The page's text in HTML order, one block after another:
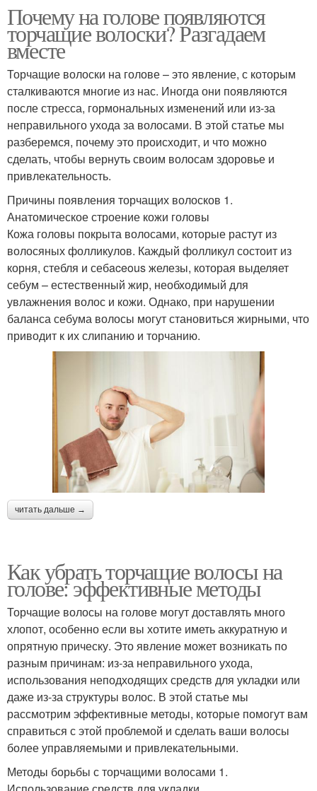
Почему на голове появляются
торчащие волоски? Разгадаем
вместе
Торчащие волоски на голове – это явление, с которым
сталкиваются многие из нас. Иногда они появляются
после стресса, гормональных изменений или из-за
неправильного ухода за волосами. В этой статье мы
разберемся, почему это происходит, и что можно
сделать, чтобы вернуть своим волосам здоровье и
привлекательность.
Причины появления торчащих волосков 1.
Анатомическое строение кожи головы
Кожа головы покрыта волосами, которые растут из
волосяных фолликулов. Каждый фолликул состоит из
корня, стебля и себaceous железы, которая выделяет
себум – естественный жир, необходимый для
увлажнения волос и кожи. Однако, при нарушении
баланса себума волосы могут становиться жирными, что
приводит к их слипанию и торчанию.
читать дальше →
Как убрать торчащие волосы на
голове: эффективные методы
Торчащие волосы на голове могут доставлять много
хлопот, особенно если вы хотите иметь аккуратную и
опрятную прическу. Это явление может возникать по
разным причинам: из-за неправильного ухода,
использования неподходящих средств для укладки или
даже из-за структуры волос. В этой статье мы
рассмотрим эффективные методы, которые помогут вам
справиться с этой проблемой и сделать ваши волосы
более управляемыми и привлекательными.
Методы борьбы с торчащими волосами 1.